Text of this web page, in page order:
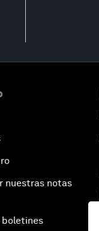
nuestras notas
boletines